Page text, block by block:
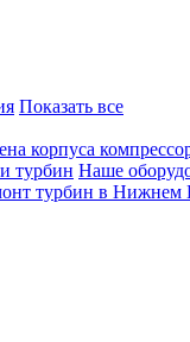
Показать все
корпуса
турбин Наше
турбин в Нижнем